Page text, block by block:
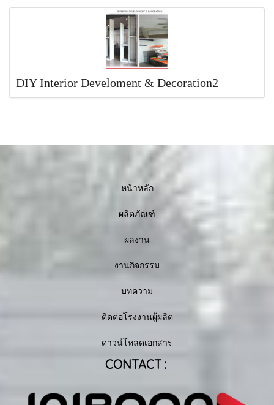
DIY Interior Develoment & Decoration2
หน้าหลัก
ผลิตภัณฑ์
ผลงาน
งานกิจกรรม
บทความ
ติดต่อโรงงานผู้ผลิต
ดาวน์โหลดเอกสาร
CONTACT :